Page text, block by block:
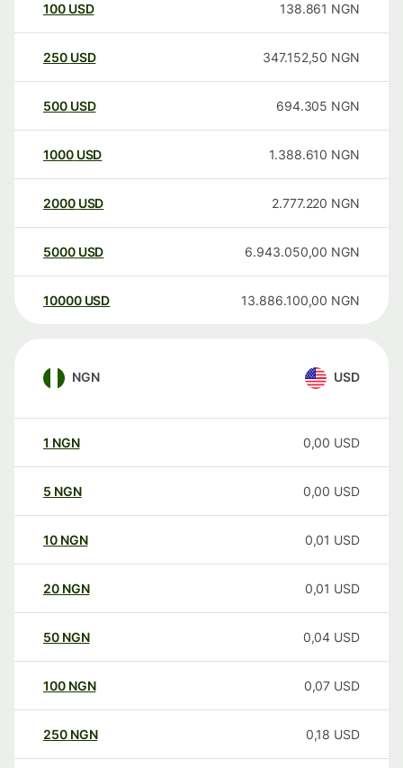
100 USD 138.861 NGN
250 USD 347.152,50 NGN
500 USD 694.305 NGN
1000 USD 1.388.610 NGN
2000 USD 2.777.220 NGN
5000 USD 6.943.050,00 NGN
10000 USD 13.886.100,00 NGN
NGN USD
1 NGN 0,00 USD
5 NGN 0,00 USD
10 NGN 0,01 USD
20 NGN 0,01 USD
50 NGN 0,04 USD
100 NGN 0,07 USD
250 NGN 0,18 USD